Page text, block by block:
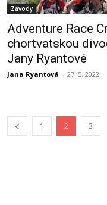
Závody
Adventure Race
chortvatskou
Jany Ryantové
Jana Ryantová - 27. 5. 2022
1 2 3